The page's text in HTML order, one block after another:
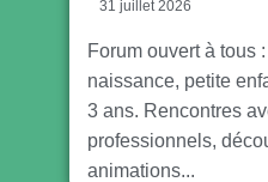
31 juillet 2026
Forum ouvert à tous
naissance, petite
3 ans. Rencontres
professionnels,
animations...